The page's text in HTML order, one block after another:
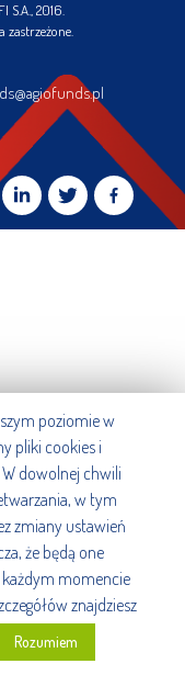
S.A., 2016.
zastrzeżone.
poziomie w
pliki cookies i
dowolnej chwili
w tym
zmiany ustawień
że będą one
każdym momencie
znajdziesz
Rozumiem